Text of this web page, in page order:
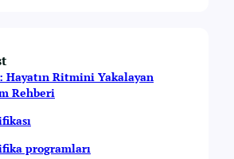
Hayatın Ritmini Yakalayan
Rehberi
programları